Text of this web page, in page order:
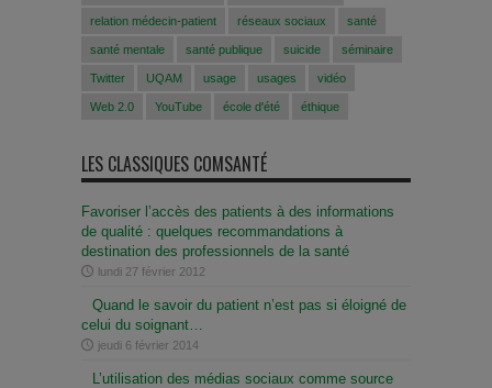
relation médecin-patient réseaux sociaux santé
santé mentale santé publique suicide séminaire
Twitter UQAM usage usages vidéo
Web 2.0 YouTube école d'été éthique
LES CLASSIQUES COMSANTÉ
Favoriser l’accès des patients à des informations
de qualité : quelques recommandations à
destination des professionnels de la santé
lundi 27 février 2012
Quand le savoir du patient n’est pas si éloigné de
celui du soignant…
jeudi 6 février 2014
L’utilisation des médias sociaux comme source